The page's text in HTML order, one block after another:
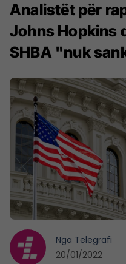
Analistët për
Johns Hopkins
SHBA "nuk
Nga Telegrafi
20/01/2022